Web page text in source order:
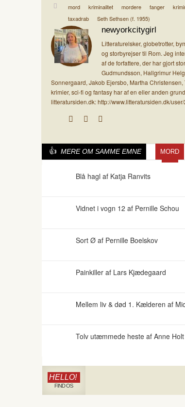
mord kriminalitet mordere fanger
taxadrab
Seth Sethsen (f. 1955)
newyorkcitygirl
Litteraturelsker, globetrotter,
og storbyrejser til Rom. Jeg
af de forfattere, der har gjort
Gudmundsson, Hallgrimur
Sonnergaard, Jakob Ejersbo, Martha
krimier, sci-fi og fantasy har af en eller anden
litteratursiden.dk: http://www.litteratursiden.dk/
MERE OM SAMME EMNE MORD
Blå hagl af Katja Ranvits
Vidnet i vogn 12 af Pernille Schou
Sort Ø af Pernille Boelskov
Painkiller af Lars Kjædegaard
Mellem liv & død 1. Kælderen af
Tolv utæmmede heste af Anne Holt
HELLO!
FIND OS